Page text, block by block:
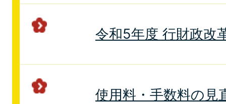
令和5年度 行財政改
使用料・手数料の見